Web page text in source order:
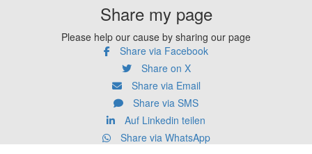
Share my page
Please help our cause by sharing our page
Share via Facebook
Share on X
Share via Email
Share via SMS
Auf Linkedin teilen
Share via WhatsApp